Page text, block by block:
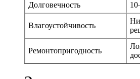
Долговечность
Влагоустойчивость
Ремонтопригодность